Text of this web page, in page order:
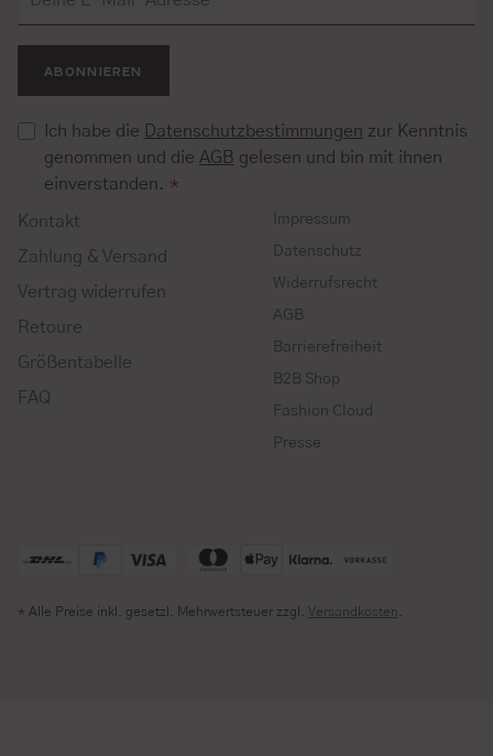
ABONNIEREN
Ich habe die Datenschutzbestimmungen zur Kenntnis
genommen und die AGB gelesen und bin mit ihnen
einverstanden. *
Kontakt
Zahlung & Versand
Vertrag widerrufen
Retoure
Größentabelle
FAQ
Impressum
Datenschutz
Widerrufsrecht
AGB
Barrierefreiheit
B2B Shop
Fashion Cloud
Presse
* Alle Preise inkl. gesetzl. Mehrwertsteuer zzgl. Versandkosten